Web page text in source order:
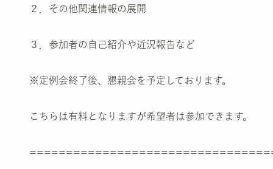
２．その他関連情報の展開
３．参加者の自己紹介や近況報告など
※定例会終了後、懇親会を予定しております。
こちらは有料となりますが希望者は参加できます。